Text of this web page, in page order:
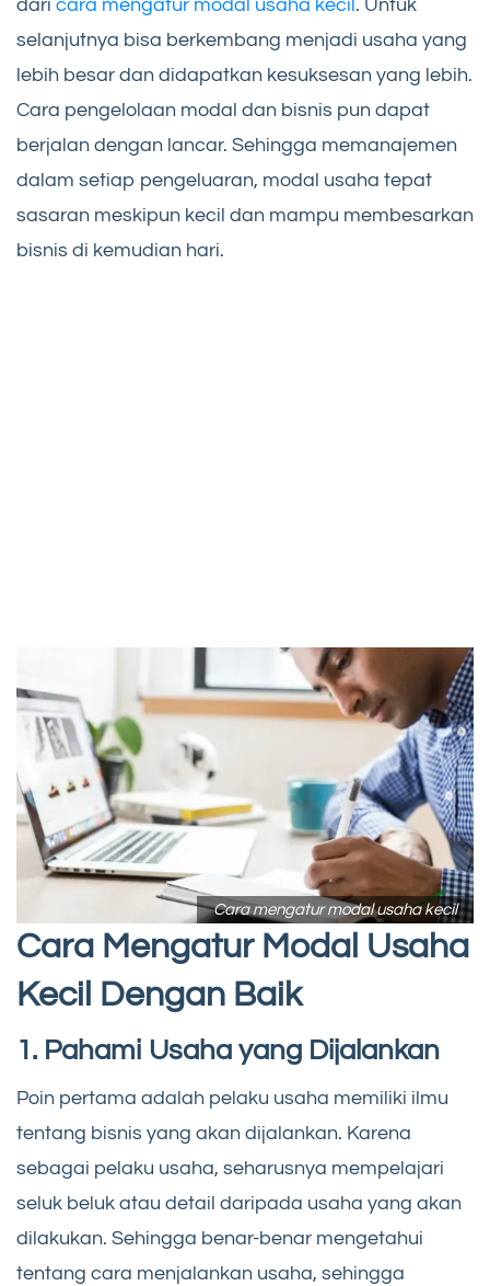
dari cara mengatur modal usaha kecil . Untuk
selanjutnya bisa berkembang menjadi usaha yang
lebih besar dan didapatkan kesuksesan yang lebih.
Cara pengelolaan modal dan bisnis pun dapat
berjalan dengan lancar. Sehingga memanajemen
dalam setiap pengeluaran, modal usaha tepat
sasaran meskipun kecil dan mampu membesarkan
bisnis di kemudian hari.
Cara mengatur modal usaha kecil
Cara Mengatur Modal Usaha
Kecil Dengan Baik
1. Pahami Usaha yang Dijalankan
Poin pertama adalah pelaku usaha memiliki ilmu
tentang bisnis yang akan dijalankan. Karena
sebagai pelaku usaha, seharusnya mempelajari
seluk beluk atau detail daripada usaha yang akan
dilakukan. Sehingga benar-benar mengetahui
tentang cara menjalankan usaha, sehingga